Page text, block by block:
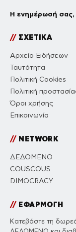
Η ενημέρωσή
//ΣΧΕΤΙΚΑ
Αρχείο Ειδήσεων
Ταυτότητα
Πολιτική Cookies
Πολιτική
Όροι χρήσης
Επικοινωνία
//NETWORK
ΔΕΔΟΜΕΝΟ
COUSCOUS
DIMOCRACY
//ΕΦΑΡΜΟΓΗ
Κατεβάστε τη